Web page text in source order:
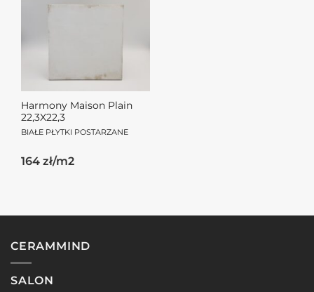
Harmony Maison Plain
22,3X22,3
BIAŁE PŁYTKI POSTARZANE
164 zł/m2
CERAMMIND
SALON